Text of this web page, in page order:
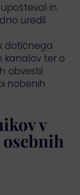
in
uredil
dotičnega
kanalov ter o
obvestil
nobenih
v